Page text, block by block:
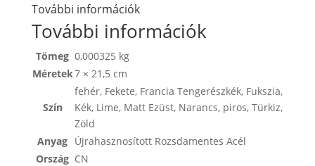
További információk
További információk
Tömeg 0,000325 kg
Méretek7 × 21,5 cm
Szín
fehér, Fekete, Francia Tengerészkék, Fukszia,
Kék, Lime, Matt Ezüst, Narancs, piros, Türkiz,
Zöld
Anyag Újrahasznosított Rozsdamentes Acél
Ország CN